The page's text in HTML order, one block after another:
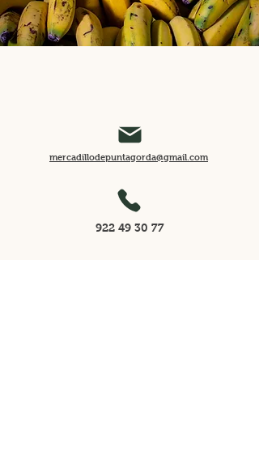
mercadillodepuntagorda@gmail.com
922 49 30 77